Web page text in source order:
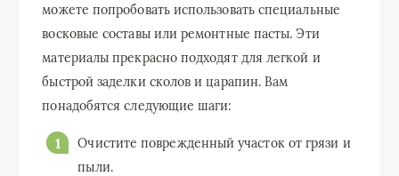
можете попробовать использовать специальные
восковые составы или ремонтные пасты. Эти
материалы прекрасно подходят для легкой и
быстрой заделки сколов и царапин. Вам
понадобятся следующие шаги:
Очистите поврежденный участок от грязи и
пыли.